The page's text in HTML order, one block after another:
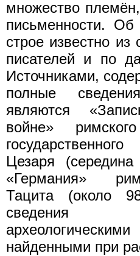
множество
письменности.
строе известно из
писателей и по
Источниками,
полные
являются
войне»
Цезаря
«Германия»
Тацита (около
сведения
найденными при